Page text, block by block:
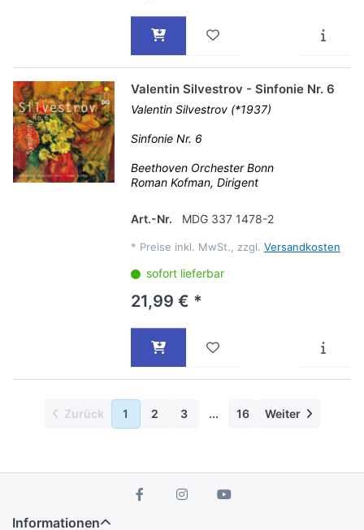
Valentin Silvestrov - Sinfonie Nr. 6
Valentin Silvestrov (*1937)
Sinfonie Nr. 6
Beethoven Orchester Bonn
Roman Kofman, Dirigent
Art.-Nr. MDG 337 1478-2
* Preise inkl. MwSt., zzgl. Versandkosten
sofort lieferbar
21,99 € *
Zurück 1 2 3 ... 16 Weiter
Informationen